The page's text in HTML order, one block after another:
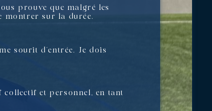
prouve que malgré les
montrer sur la durée.
sourit d’entrée. Je dois
collectif et personnel, en tant